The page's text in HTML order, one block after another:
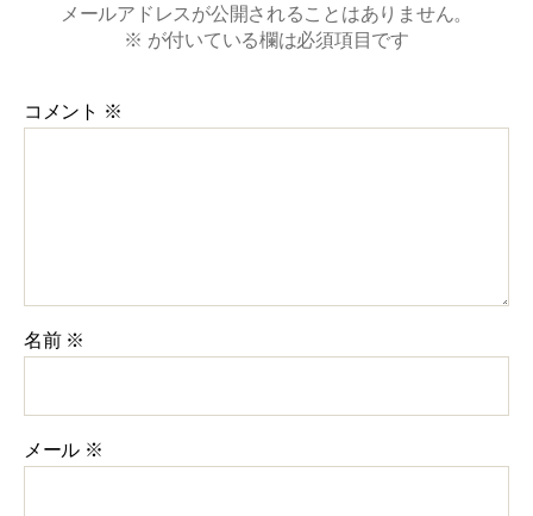
メールアドレスが公開されることはありません。
※ が付いている欄は必須項目です
コメント ※
名前 ※
メール ※